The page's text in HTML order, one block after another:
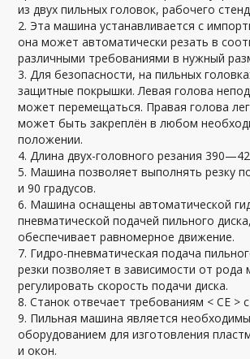
из двух пильных головок, рабочего
2. Эта машина устанавливается с
она может автоматически резать в
различными требованиями в нужный
3. Для безопасности, на пильных
защитные покрышки. Левая голова
может перемещаться. Правая голова
может быть закреплён в любом
положении.
4. Длина двух-головного резания
5. Машина позволяет выполнять резку
и 90 градусов.
6. Машина оснащены автоматической
пневматической подачей пильного
обеспечивает равномерное движение.
7. Гидро-пневматическая подача
резки позволяет в зависимости от рода
регулировать скорость подачи диска.
8. Станок отвечает требованиям < CE >
9. Пильная машина является
оборудованием для изготовления
и окон.